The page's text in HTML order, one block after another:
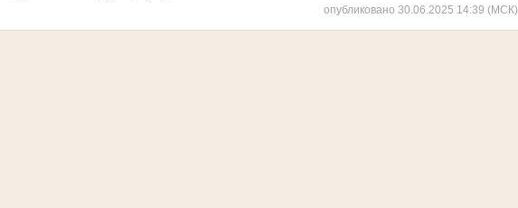
опубликовано 30.06.2025 14:39 (МСК)